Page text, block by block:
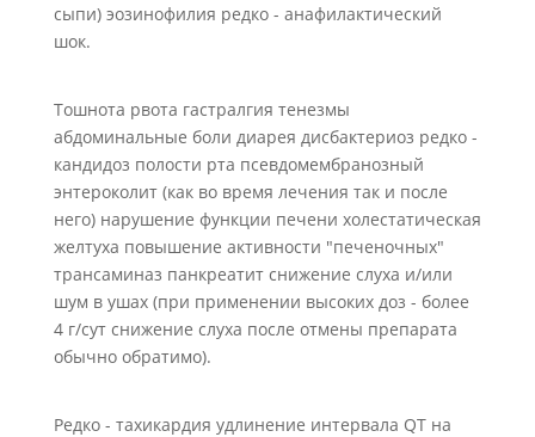
сыпи) эозинофилия редко - анафилактический
шок.
Тошнота рвота гастралгия тенезмы
абдоминальные боли диарея дисбактериоз редко -
кандидоз полости рта псевдомембранозный
энтероколит (как во время лечения так и после
него) нарушение функции печени холестатическая
желтуха повышение активности "печеночных"
трансаминаз панкреатит снижение слуха и/или
шум в ушах (при применении высоких доз - более
4 г/сут снижение слуха после отмены препарата
обычно обратимо).
Редко - тахикардия удлинение интервала QT на